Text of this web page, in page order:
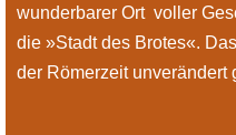
wunderbarer Ort voller
die »Stadt des Brotes«.
der Römerzeit unverändert